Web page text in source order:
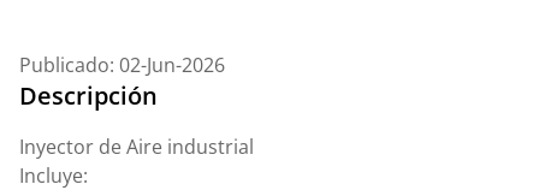
Publicado: 02-Jun-2026
Descripción
Inyector de Aire industrial
Incluye: